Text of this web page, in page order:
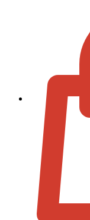
Zur Kassa